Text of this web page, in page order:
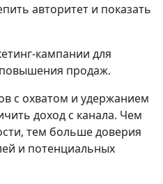
авторитет и показать
кампании для
продаж.
с охватом и удержанием
доход с канала. Чем
тем больше доверия
и потенциальных